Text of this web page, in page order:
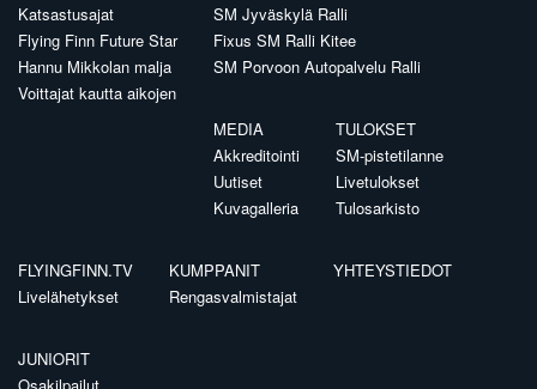
Katsastusajat
Flying Finn Future Star
Hannu Mikkolan malja
Voittajat kautta aikojen
SM Jyväskylä Ralli
Fixus SM Ralli Kitee
SM Porvoon Autopalvelu Ralli
MEDIA
Akkreditointi
Uutiset
Kuvagalleria
TULOKSET
SM-pistetilanne
Livetulokset
Tulosarkisto
FLYINGFINN.TV
Livelähetykset
KUMPPANIT
Rengasvalmistajat
YHTEYSTIEDOT
JUNIORIT
Osakilpailut